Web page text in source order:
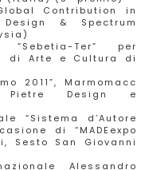
Contribution in
& Spectrum
“Sebetia-Ter” per
di Arte e Cultura di
2011”, Marmomacc
Pietre Design e
“Sistema d’Autore
di “MADEexpo
Sesto San Giovanni
Alessandro